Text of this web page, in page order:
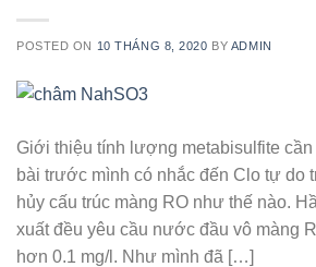
POSTED ON 10 THÁNG 8, 2020 BY ADMIN
Giới thiệu tính lượng metabisulfite
bài trước mình có nhắc đến Clo tự do
hủy cấu trúc màng RO như thế nào.
xuất đều yêu cầu nước đầu vô màng
hơn 0.1 mg/l. Như mình đã […]